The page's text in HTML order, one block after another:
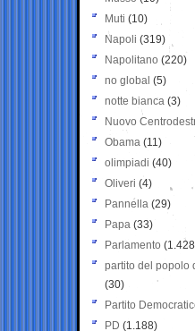
Muti (10)
Napoli (319)
Napolitano (220)
no global (5)
notte bianca (3)
Nuovo
Obama (11)
olimpiadi (40)
Oliveri (4)
Pannella (29)
Papa (33)
Parlamento
partito del popolo
(30)
Partito
PD (1.188)